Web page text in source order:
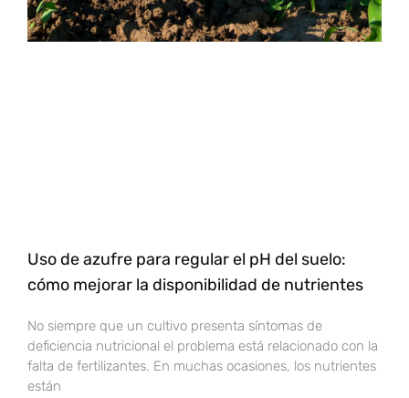
Uso de azufre para regular el pH del suelo:
cómo mejorar la disponibilidad de nutrientes
No siempre que un cultivo presenta síntomas de
deficiencia nutricional el problema está relacionado con la
falta de fertilizantes. En muchas ocasiones, los nutrientes
están